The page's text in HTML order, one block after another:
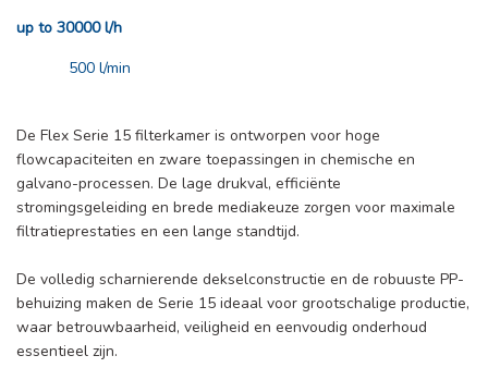
up to 30000 l/h
500 l/min
De Flex Serie 15 filterkamer is ontworpen voor hoge
flowcapaciteiten en zware toepassingen in chemische en
galvano-processen. De lage drukval, efficiënte
stromingsgeleiding en brede mediakeuze zorgen voor maximale
filtratieprestaties en een lange standtijd.
De volledig scharnierende dekselconstructie en de robuuste PP-
behuizing maken de Serie 15 ideaal voor grootschalige productie,
waar betrouwbaarheid, veiligheid en eenvoudig onderhoud
essentieel zijn.